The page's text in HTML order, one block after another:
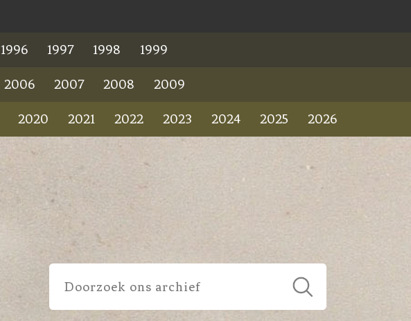
1996 1997 1998 1999
2006 2007 2008 2009
2020 2021 2022 2023 2024 2025 2026